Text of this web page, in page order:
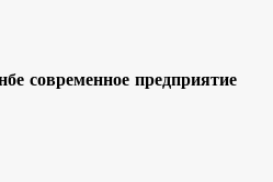
современное предприятие